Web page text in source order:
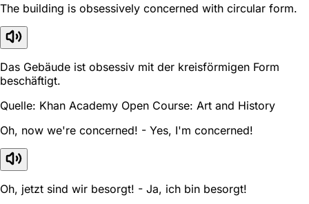
The building is obsessively concerned with circular form.
Das Gebäude ist obsessiv mit der kreisförmigen Form
beschäftigt.
Quelle: Khan Academy Open Course: Art and History
Oh, now we're concerned! - Yes, I'm concerned!
Oh, jetzt sind wir besorgt! - Ja, ich bin besorgt!